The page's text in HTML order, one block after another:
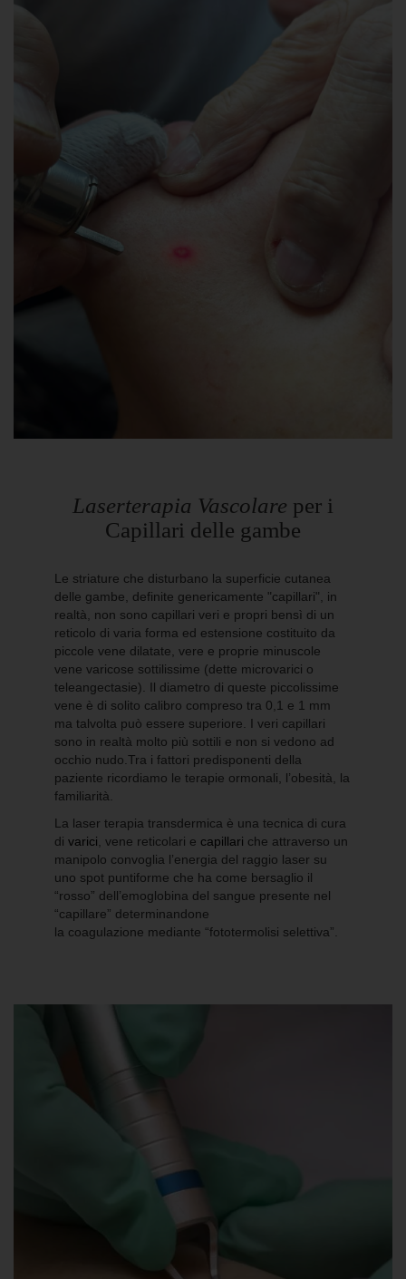
Laserterapia Vascolare per i
Capillari delle gambe
Le striature che disturbano la superficie cutanea
delle gambe, definite genericamente "capillari", in
realtà, non sono capillari veri e propri bensì di un
reticolo di varia forma ed estensione costituito da
piccole vene dilatate, vere e proprie minuscole
vene varicose sottilissime (dette microvarici o
teleangectasie). Il diametro di queste piccolissime
vene è di solito calibro compreso tra 0,1 e 1 mm
ma talvolta può essere superiore. I veri capillari
sono in realtà molto più sottili e non si vedono ad
occhio nudo.Tra i fattori predisponenti della
paziente ricordiamo le terapie ormonali, l’obesità, la
familiarità.
La laser terapia transdermica è una tecnica di cura
di varici , vene reticolari e capillari che attraverso un
manipolo convoglia l’energia del raggio laser su
uno spot puntiforme che ha come bersaglio il
“rosso” dell’emoglobina del sangue presente nel
“capillare” determinandone
la coagulazione mediante “fototermolisi selettiva”.